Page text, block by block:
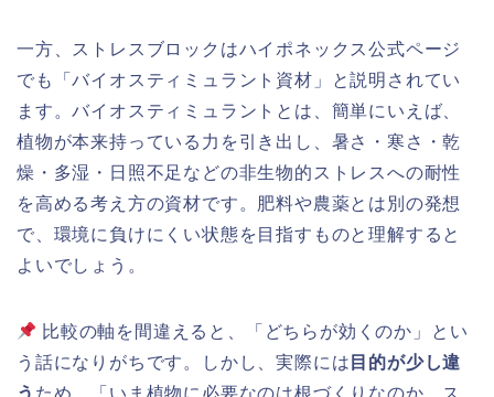
一方、ストレスブロックはハイポネックス公式ページ
でも「バイオスティミュラント資材」と説明されてい
ます。バイオスティミュラントとは、簡単にいえば、
植物が本来持っている力を引き出し、暑さ・寒さ・乾
燥・多湿・日照不足などの非生物的ストレスへの耐性
を高める考え方の資材です。肥料や農薬とは別の発想
で、環境に負けにくい状態を目指すものと理解すると
よいでしょう。
比較の軸を間違えると、「どちらが効くのか」とい
う話になりがちです。しかし、実際には 目的が少し違